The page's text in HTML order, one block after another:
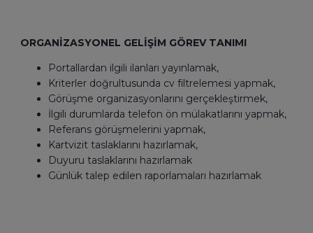
ORGANİZASYONEL GELİŞİM GÖREV TANIMI
Portallardan ilgili ilanları yayınlamak,
Kriterler doğrultusunda cv filtrelemesi yapmak,
Görüşme organizasyonlarını gerçekleştirmek,
İlgili durumlarda telefon ön mülakatlarını yapmak,
Referans görüşmelerini yapmak,
Kartvizit taslaklarını hazırlamak,
Duyuru taslaklarını hazırlamak
Günlük talep edilen raporlamaları hazırlamak